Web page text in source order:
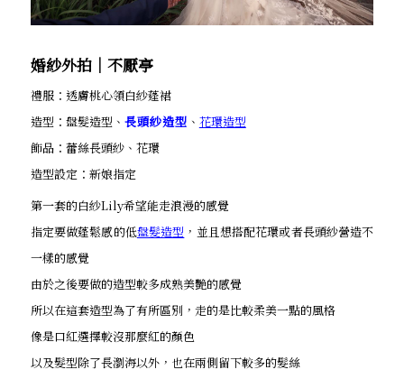
婚紗外拍│不厭亭
禮服：透膚桃心領白紗蓬裙
造型：盤髮造型、 長頭紗造型 、 花環造型
飾品：蕾絲長頭紗、花環
造型設定：新娘指定
第一套的白紗Lily希望能走浪漫的感覺
指定要做蓬鬆感的低盤髮造型 ，並且想搭配花環或者長頭紗營造不
一樣的感覺
由於之後要做的造型較多成熟美艷的感覺
所以在這套造型為了有所區別，走的是比較柔美一點的風格
像是口紅選擇較沒那麼紅的顏色
以及髮型除了長瀏海以外，也在兩側留下較多的髮絲